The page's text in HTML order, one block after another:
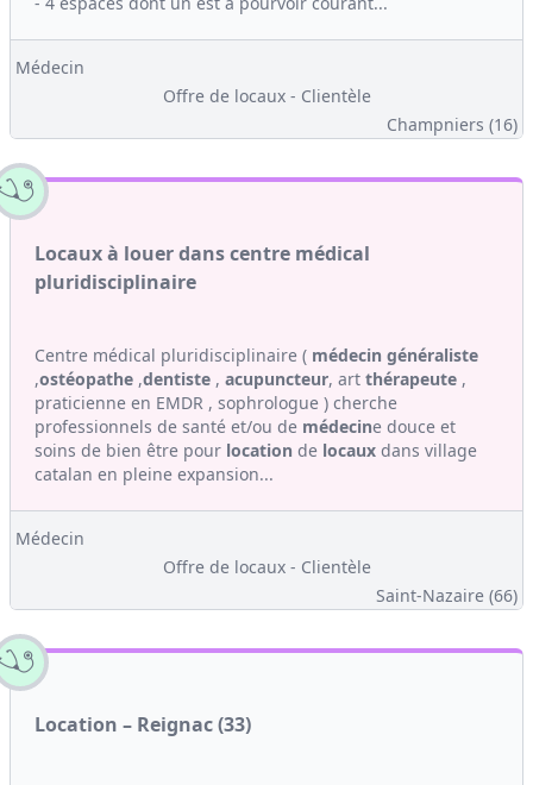
Médecin
Offre de locaux - Clientèle
Champniers (16)
Locaux à louer dans centre médical
pluridisciplinaire
Centre médical pluridisciplinaire ( médecin généraliste
,ostéopathe ,dentiste , acupuncteur, art thérapeute ,
praticienne en EMDR , sophrologue ) cherche
professionnels de santé et/ou de médecine douce et
soins de bien être pour location de locaux dans village
catalan en pleine expansion...
Médecin
Offre de locaux - Clientèle
Saint-Nazaire (66)
Location – Reignac (33)